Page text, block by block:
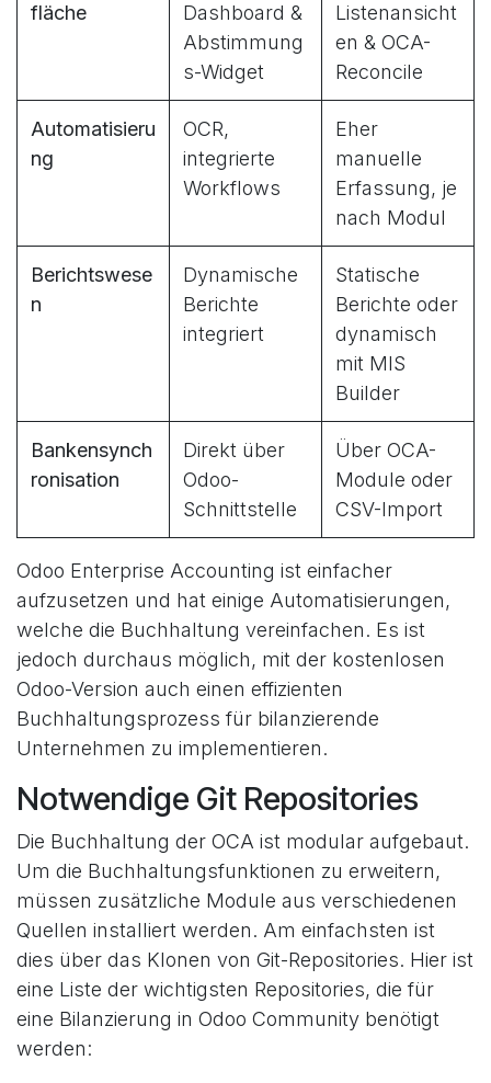
fläche
Dashboard &
Abstimmung
s-Widget
Listenansicht
en & OCA-
Reconcile
Automatisieru
ng
OCR,
integrierte
Workflows
Eher
manuelle
Erfassung, je
nach Modul
Berichtswese
n
Dynamische
Berichte
integriert
Statische
Berichte oder
dynamisch
mit MIS
Builder
Bankensynch
ronisation
Direkt über
Odoo-
Schnittstelle
Über OCA-
Module oder
CSV-Import
Odoo Enterprise Accounting ist einfacher
aufzusetzen und hat einige Automatisierungen,
welche die Buchhaltung vereinfachen. Es ist
jedoch durchaus möglich, mit der kostenlosen
Odoo-Version auch einen effizienten
Buchhaltungsprozess für bilanzierende
Unternehmen zu implementieren.
Notwendige Git Repositories
Die Buchhaltung der OCA ist modular aufgebaut.
Um die Buchhaltungsfunktionen zu erweitern,
müssen zusätzliche Module aus verschiedenen
Quellen installiert werden. Am einfachsten ist
dies über das Klonen von Git-Repositories. Hier ist
eine Liste der wichtigsten Repositories, die für
eine Bilanzierung in Odoo Community benötigt
werden: